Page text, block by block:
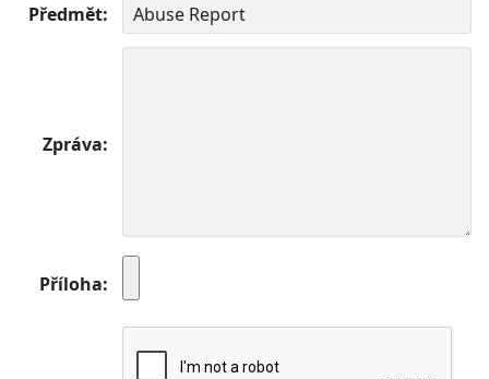
Předmět
Zpráva
Příloha